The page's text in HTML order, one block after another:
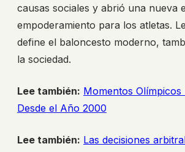
causas sociales y abrió una nueva
empoderamiento para los atletas.
define el baloncesto moderno,
la sociedad.
Lee también: Momentos Olímpicos
Desde el Año 2000
Lee también: Las decisiones